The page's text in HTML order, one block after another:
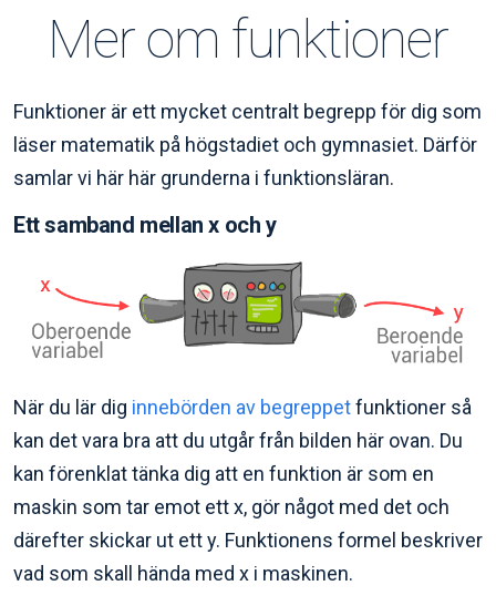
Mer om funktioner
Funktioner är ett mycket centralt begrepp för dig som
läser matematik på högstadiet och gymnasiet. Därför
samlar vi här här grunderna i funktionsläran.
Ett samband mellan x och y
När du lär dig innebörden av begreppetfunktioner så
kan det vara bra att du utgår från bilden här ovan. Du
kan förenklat tänka dig att en funktion är som en
maskin som tar emot ett x, gör något med det och
därefter skickar ut ett y. Funktionens formel beskriver
vad som skall hända med x i maskinen.